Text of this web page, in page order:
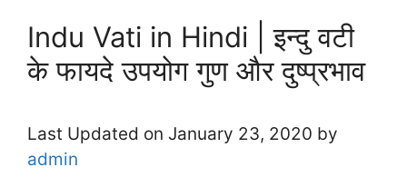
Indu Vati in Hindi | इन्दु वटी
के फायदे उपयोग गुण और दुष्प्रभाव
Last Updated on January 23, 2020 by
admin